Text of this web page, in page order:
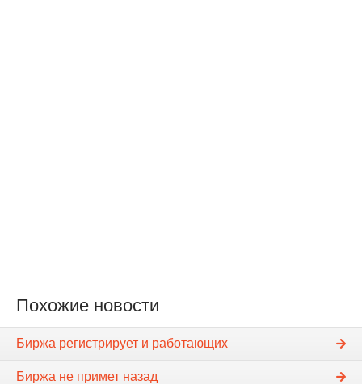
Похожие новости
Биржа регистрирует и работающих
Биржа не примет назад